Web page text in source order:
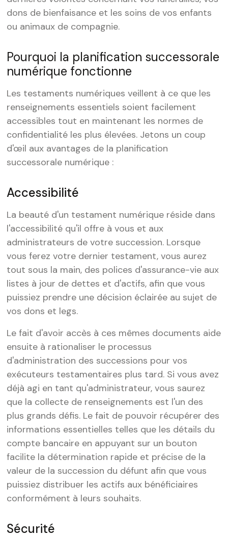
dons de bienfaisance et les soins de vos enfants
ou animaux de compagnie.
Pourquoi la planification successorale
numérique fonctionne
Les testaments numériques veillent à ce que les
renseignements essentiels soient facilement
accessibles tout en maintenant les normes de
confidentialité les plus élevées. Jetons un coup
d'œil aux avantages de la planification
successorale numérique :
Accessibilité
La beauté d'un testament numérique réside dans
l'accessibilité qu'il offre à vous et aux
administrateurs de votre succession. Lorsque
vous ferez votre dernier testament, vous aurez
tout sous la main, des polices d'assurance-vie aux
listes à jour de dettes et d'actifs, afin que vous
puissiez prendre une décision éclairée au sujet de
vos dons et legs.
Le fait d'avoir accès à ces mêmes documents aide
ensuite à rationaliser le processus
d'administration des successions pour vos
exécuteurs testamentaires plus tard. Si vous avez
déjà agi en tant qu'administrateur, vous saurez
que la collecte de renseignements est l'un des
plus grands défis. Le fait de pouvoir récupérer des
informations essentielles telles que les détails du
compte bancaire en appuyant sur un bouton
facilite la détermination rapide et précise de la
valeur de la succession du défunt afin que vous
puissiez distribuer les actifs aux bénéficiaires
conformément à leurs souhaits.
Sécurité